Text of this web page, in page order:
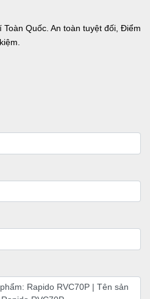
Quốc. An toàn tuyệt đối, Điểm